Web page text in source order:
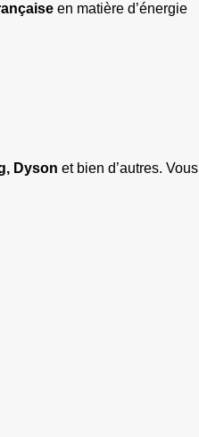
en matière d’énergie
Dyson et bien d’autres. Vous